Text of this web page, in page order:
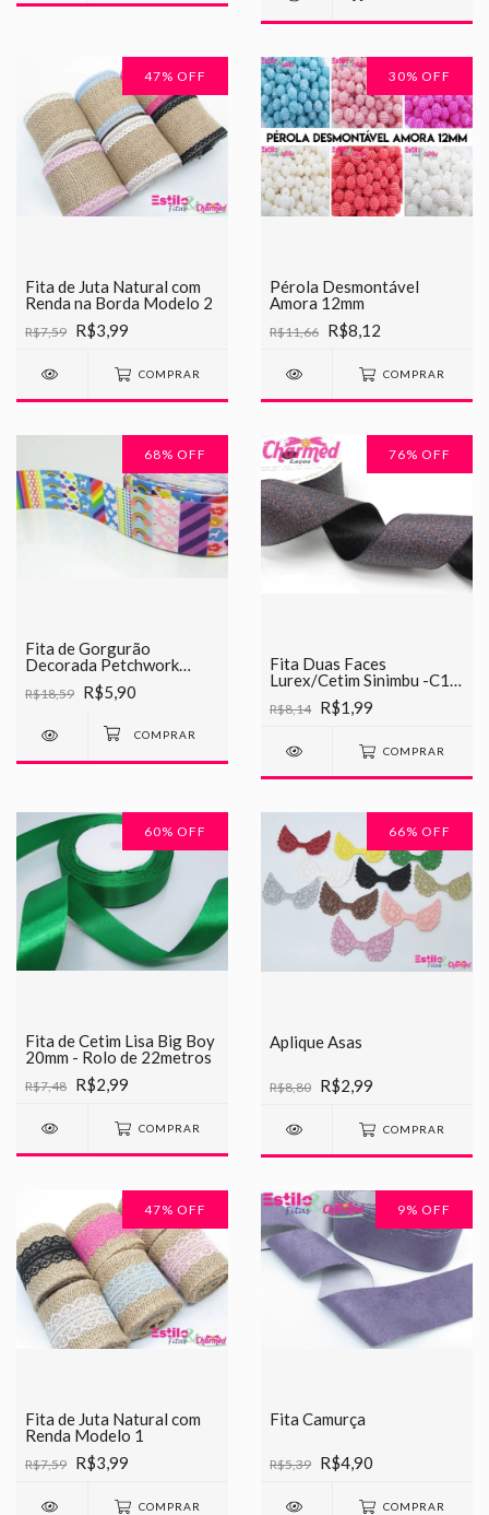
47% OFF
Fita de Juta Natural com
Renda na Borda Modelo 2
R$7,59 R$3,99
COMPRAR
30% OFF
Pérola Desmontável
Amora 12mm
R$11,66 R$8,12
COMPRAR
68% OFF
Fita de Gorgurão
Decorada Petchwork
Chinesinha 38mm
R$18,59 R$5,90
76% OFF
Fita Duas Faces
Lurex/Cetim Sinimbu -C12
Preto c/Prata
R$8,14 R$1,99
COMPRAR
60% OFF
Fita de Cetim Lisa Big Boy
20mm - Rolo de 22metros
R$7,48 R$2,99
COMPRAR
66% OFF
Aplique Asas
R$8,80 R$2,99
COMPRAR
47% OFF
Fita de Juta Natural com
Renda Modelo 1
R$7,59 R$3,99
COMPRAR
9% OFF
Fita Camurça
R$5,39 R$4,90
COMPRAR